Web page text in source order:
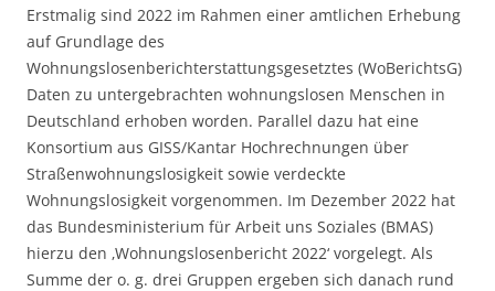
Erstmalig sind 2022 im Rahmen einer amtlichen Erhebung
auf Grundlage des
Wohnungslosenberichterstattungsgesetztes (WoBerichtsG)
Daten zu untergebrachten wohnungslosen Menschen in
Deutschland erhoben worden. Parallel dazu hat eine
Konsortium aus GISS/Kantar Hochrechnungen über
Straßenwohnungslosigkeit sowie verdeckte
Wohnungslosigkeit vorgenommen. Im Dezember 2022 hat
das Bundesministerium für Arbeit uns Soziales (BMAS)
hierzu den ‚Wohnungslosenbericht 2022‘ vorgelegt. Als
Summe der o. g. drei Gruppen ergeben sich danach rund